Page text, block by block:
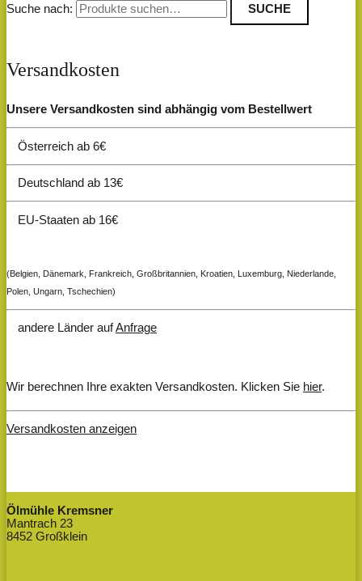
Suche nach: SUCHE
Versandkosten
Unsere Versandkosten sind abhängig vom Bestellwert
Österreich ab 6€
Deutschland ab 13€
EU-Staaten ab 16€
(Belgien, Dänemark, Frankreich, Großbritannien, Kroatien, Luxemburg, Niederlande,
Polen, Ungarn, Tschechien)
andere Länder aufAnfrage
Wir berechnen Ihre exakten Versandkosten. Klicken Sie hier.
Versandkosten anzeigen
Ölmühle Kremsner
Mantrach 23
8452 Großklein